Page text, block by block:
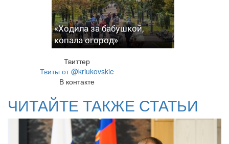
«Ходила за бабушкой,
копала огород»
Твиттер
Твиты от @kriukovskie
В контакте
ЧИТАЙТЕ ТАКЖЕ СТАТЬИ